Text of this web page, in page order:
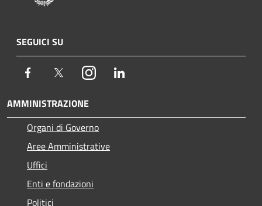
SEGUICI SU
Facebook TwitterInstagram
AMMINISTRAZIONE
Organi di Governo
Aree Amministrative
Uffici
Enti e fondazioni
Politici